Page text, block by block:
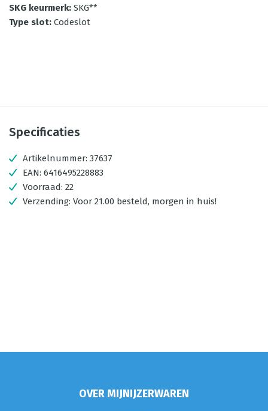
SKG keurmerk: SKG**
Type slot: Codeslot
Specificaties
Artikelnummer: 37637
EAN: 6416495228883
Voorraad: 22
Verzending: Voor 21.00 besteld, morgen in huis!
OVER MIJNIJZERWAREN